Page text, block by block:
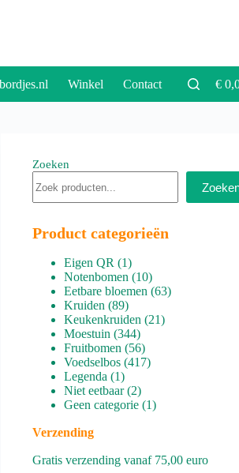
Winkel Contact €
Zoeken
Product categorieën
Eigen QR 11
product
Notenbomen 1010
producten
Eetbare bloemen 6363
Kruiden 8989
producten
Keukenkruiden 2121
Moestuin 344344
producten
Fruitbomen 5656
producten
Voedselbos 417417
Legenda 11
product
Niet eetbaar 22
producten
Geen categorie 11
Verzending
Gratis verzending vanaf 75,00 euro